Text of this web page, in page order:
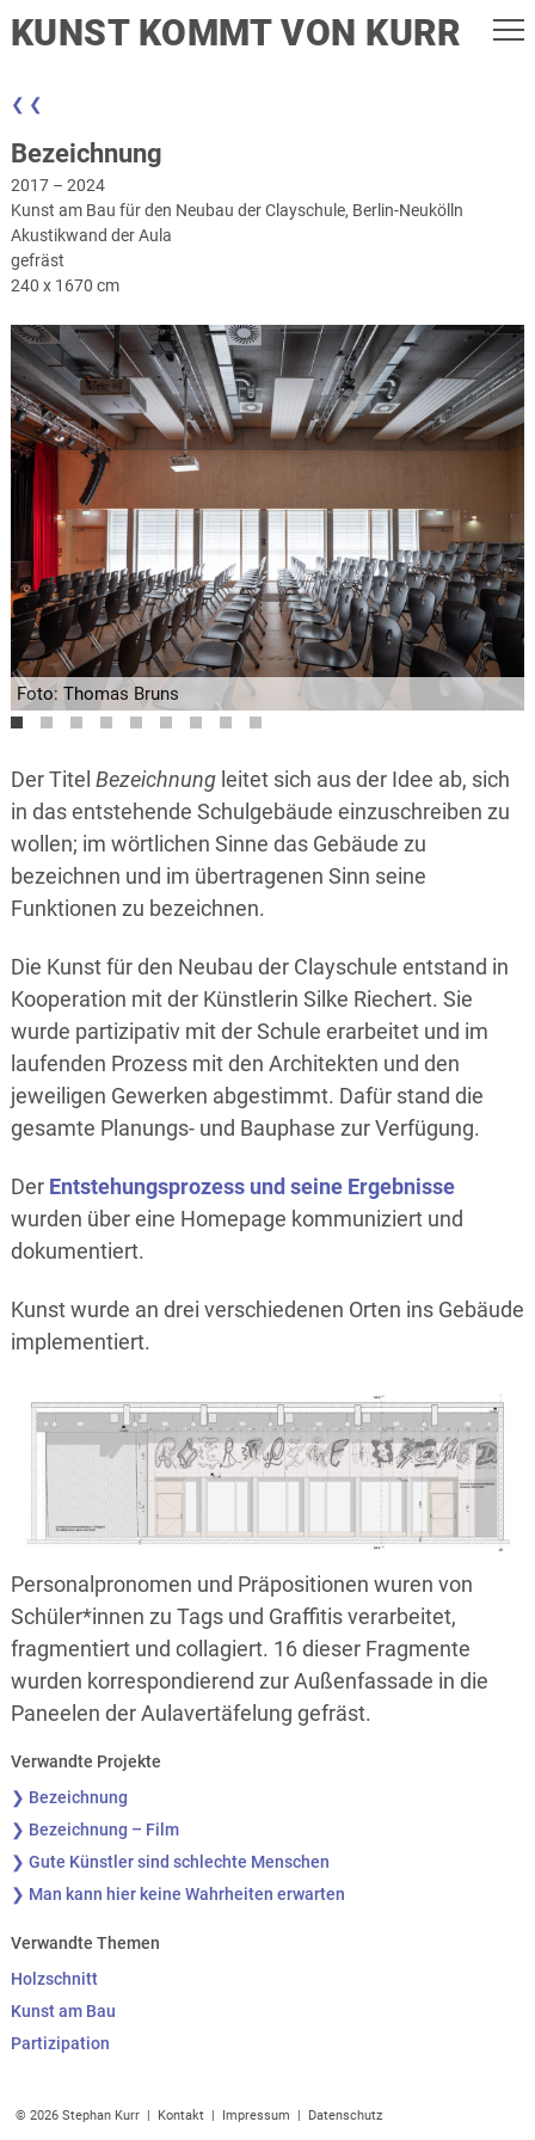
KUNST KOMMT VON KURR
❮ ❮
Bezeichnung
2017 – 2024
Kunst am Bau für den Neubau der Clayschule, Berlin-Neukölln
Akustikwand der Aula
gefräst
240 x 1670 cm
Foto: Thomas Bruns
Foto: Thomas Bruns
Foto: Thomas Bruns
Foto: Thomas Bruns
Der Titel Bezeichnungleitet sich aus der Idee ab, sich
in das entstehende Schulgebäude einzuschreiben zu
wollen; im wörtlichen Sinne das Gebäude zu
bezeichnen und im übertragenen Sinn seine
Funktionen zu bezeichnen.
Die Kunst für den Neubau der Clayschule entstand in
Kooperation mit der Künstlerin Silke Riechert. Sie
wurde partizipativ mit der Schule erarbeitet und im
laufenden Prozess mit den Architekten und den
jeweiligen Gewerken abgestimmt. Dafür stand die
gesamte Planungs- und Bauphase zur Verfügung.
Der Entstehungsprozess und seine Ergebnisse
wurden über eine Homepage kommuniziert und
dokumentiert.
Kunst wurde an drei verschiedenen Orten ins Gebäude
implementiert.
Personalpronomen und Präpositionen wuren von
Schüler*innen zu Tags und Graffitis verarbeitet,
fragmentiert und collagiert. 16 dieser Fragmente
wurden korrespondierend zur Außenfassade in die
Paneelen der Aulavertäfelung gefräst.
Verwandte Projekte
❯ Bezeichnung
❯ Bezeichnung – Film
❯ Gute Künstler sind schlechte Menschen
❯ Man kann hier keine Wahrheiten erwarten
Verwandte Themen
Holzschnitt
Kunst am Bau
Partizipation
© 2026 Stephan Kurr | Kontakt Impressum Datenschutz